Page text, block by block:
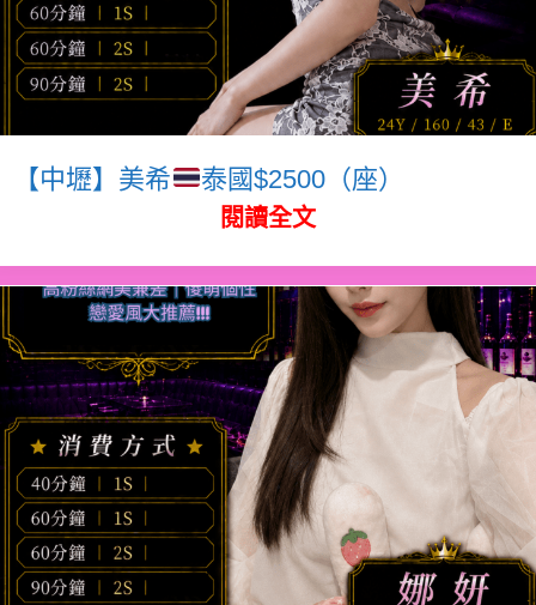
【中壢】美希 泰國$2500（座）
閱讀全文